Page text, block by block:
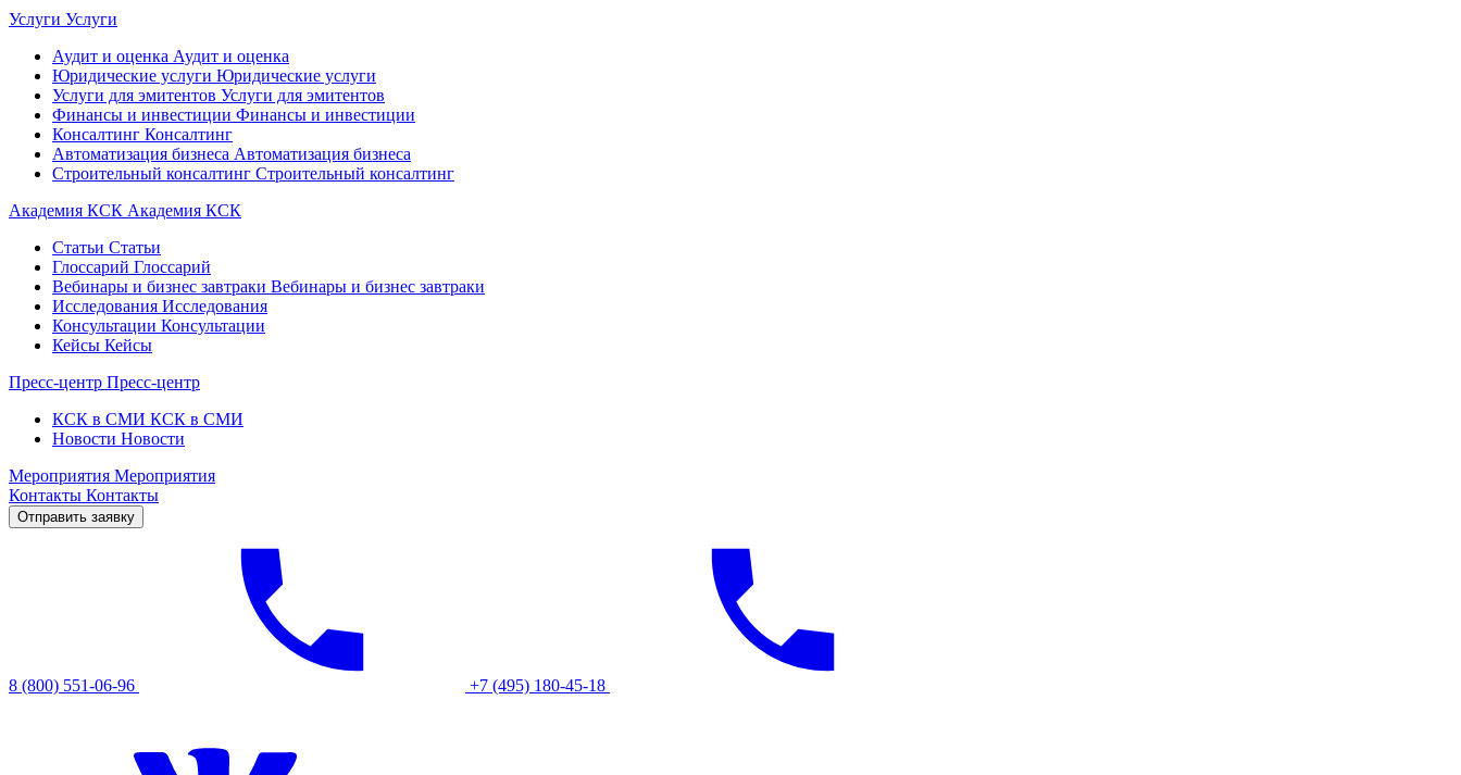
Услуги Услуги
Аудит и оценка Аудит и оценка
Юридические услуги Юридические услуги
Услуги для эмитентов Услуги для эмитентов
Финансы и инвестиции Финансы и инвестиции
Консалтинг Консалтинг
Автоматизация бизнеса Автоматизация бизнеса
Строительный консалтинг Строительный консалтинг
Академия КСК Академия КСК
Статьи Статьи
Глоссарий Глоссарий
Вебинары и бизнес завтраки Вебинары и бизнес завтраки
Исследования Исследования
Консультации Консультации
Кейсы Кейсы
Пресс-центр Пресс-центр
КСК в СМИ КСК в СМИ
Новости Новости
Мероприятия Мероприятия
Контакты Контакты
Отправить заявку
8 (800) 551-06-96 +7 (495) 180-45-18